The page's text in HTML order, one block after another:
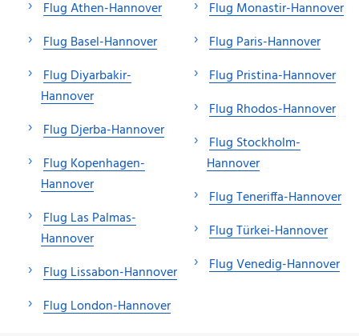
Flug Athen-Hannover
Flug Basel-Hannover
Flug Diyarbakir-
Hannover
Flug Djerba-Hannover
Flug Kopenhagen-
Hannover
Flug Las Palmas-
Hannover
Flug Lissabon-Hannover
Flug London-Hannover
Flug Monastir-Hannover
Flug Paris-Hannover
Flug Pristina-Hannover
Flug Rhodos-Hannover
Flug Stockholm-
Hannover
Flug Teneriffa-Hannover
Flug Türkei-Hannover
Flug Venedig-Hannover